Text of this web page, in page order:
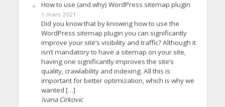
How to use (and why) WordPress sitemap plugin
1 mars 2021
Did you know that by knowing how to use the
WordPress sitemap plugin you can significantly
improve your site’s visibility and traffic? Although it
isn’t mandatory to have a sitemap on your site,
having one significantly improves the site’s
quality, crawlability and indexing. All this is
important for better optimization, which is why we
wanted […]
Ivana Cirkovic